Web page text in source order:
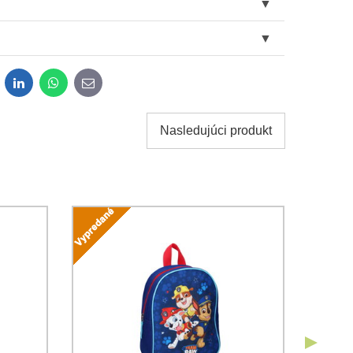
Ochrany osobných údajovspoločnosti Bomba s.r.o.
LinkedInWhatsApp
E-
mail
Nasledujúci produkt